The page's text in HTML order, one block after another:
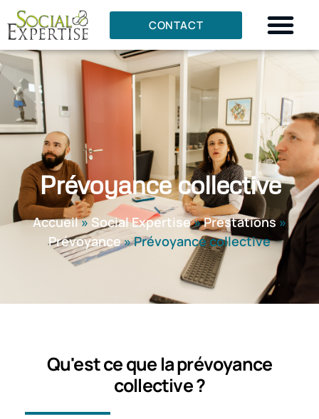
CONTACT
Prévoyance collective
Accueil»Social Expertise»Prestations»
Prévoyance»Prévoyance collective
Qu'est ce que la prévoyance
collective ?